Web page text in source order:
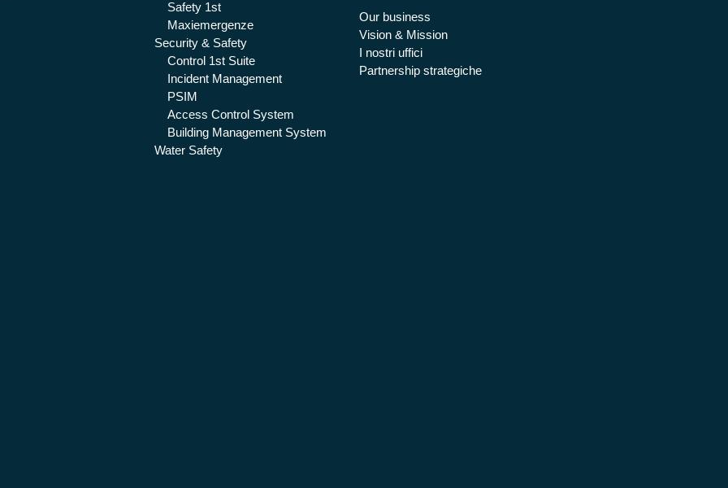
Safety 1st
Maxiemergenze
Security & Safety
Control 1st Suite
Incident Management
PSIM
Access Control System
Building Management System
Water Safety
Our business
Vision & Mission
I nostri uffici
Partnership strategiche